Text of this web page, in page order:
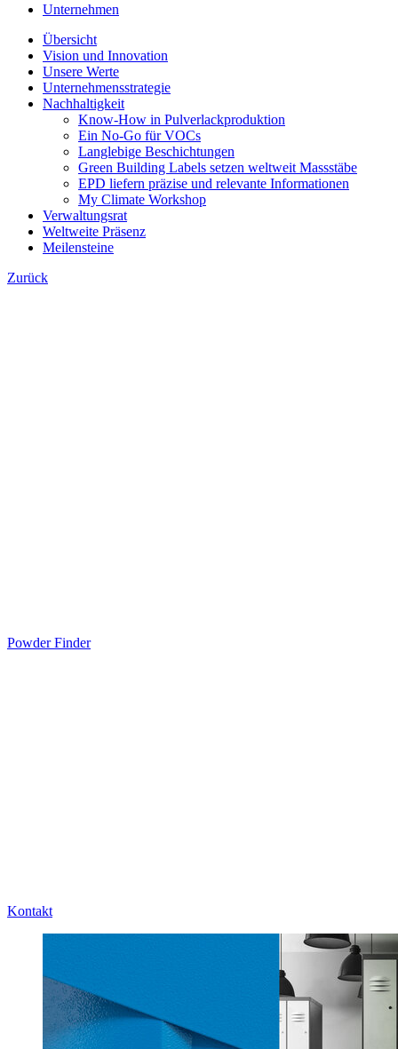
Unternehmen
Übersicht
Vision und Innovation
Unsere Werte
Unternehmensstrategie
Nachhaltigkeit
Know-How in Pulverlackproduktion
Ein No-Go für VOCs
Langlebige Beschichtungen
Green Building Labels setzen weltweit Massstäbe
EPD liefern präzise und relevante Informationen
My Climate Workshop
Verwaltungsrat
Weltweite Präsenz
Meilensteine
Zurück
Powder Finder
Kontakt